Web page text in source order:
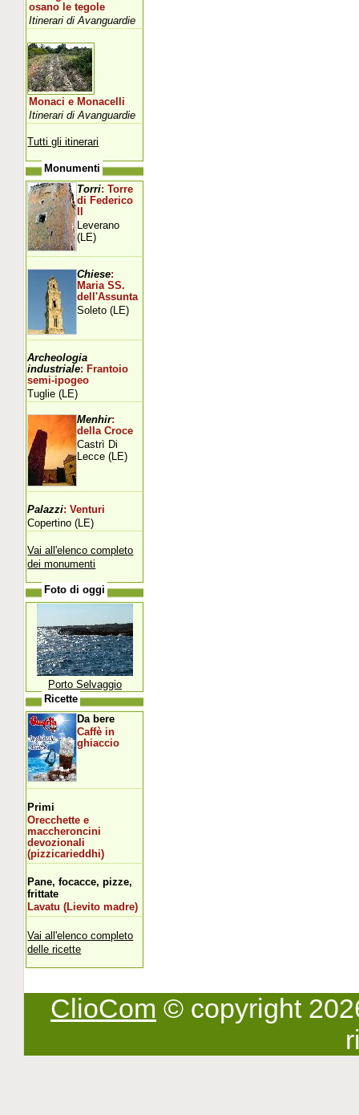
osano le tegole
Itinerari di Avanguardie
Monaci e Monacelli
Itinerari di Avanguardie
Tutti gli itinerari
Monumenti
Torri: Torre
di Federico
Leverano
(LE)
Chiese:
Maria SS.
dell'Assunta
Soleto (LE)
Archeologia
industriale: Frantoio
semi-ipogeo
Tuglie (LE)
Menhir:
della Croce
Castrì Di
Lecce (LE)
Palazzi: Venturi
Copertino (LE)
Vai all'elenco completo
dei monumenti
Foto di oggi
Porto Selvaggio
Ricette
Da bere
Caffè in
ghiaccio
Primi
Orecchette e
maccheroncini
devozionali
(pizzicarieddhi)
Pane, focacce, pizze,
frittate
Lavatu (Lievito madre)
Vai all'elenco completo
delle ricette
ClioCom © copyright